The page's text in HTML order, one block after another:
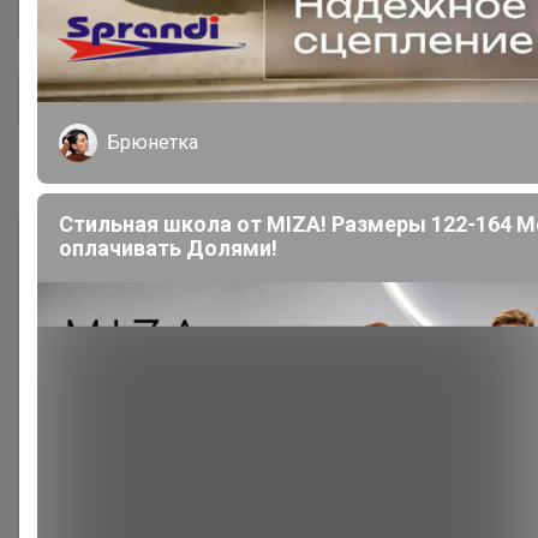
Общий каталог
#01. Бренды. Женское. 100% оригинал
★✩★ Adidas ★✩★ женское
★✩★ Asics ★✩★ женское 44
Брюнетка
Стильная школа от MIZA! Размеры 122-164
оплачивать Долями!